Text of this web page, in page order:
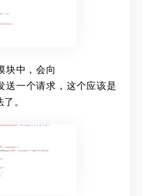
块中，会向
送一个请求，这个应该是
。